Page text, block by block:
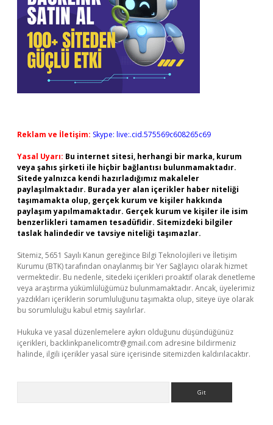
Reklam ve İletişim: Skype: live:.cid.575569c608265c69
Yasal Uyarı: Bu internet sitesi, herhangi bir marka, kurum
veya şahıs şirketi ile hiçbir bağlantısı bulunmamaktadır.
Sitede yalnızca kendi hazırladığımız makaleler
paylaşılmaktadır. Burada yer alan içerikler haber niteliği
taşımamakta olup, gerçek kurum ve kişiler hakkında
paylaşım yapılmamaktadır. Gerçek kurum ve kişiler ile isim
benzerlikleri tamamen tesadüfidir. Sitemizdeki bilgiler
taslak halindedir ve tavsiye niteliği taşımazlar.
Sitemiz, 5651 Sayılı Kanun gereğince Bilgi Teknolojileri ve İletişim
Kurumu (BTK) tarafından onaylanmış bir Yer Sağlayıcı olarak hizmet
vermektedir. Bu nedenle, sitedeki içerikleri proaktif olarak denetleme
veya araştırma yükümlülüğümüz bulunmamaktadır. Ancak, üyelerimiz
yazdıkları içeriklerin sorumluluğunu taşımakta olup, siteye üye olarak
bu sorumluluğu kabul etmiş sayılırlar.
Hukuka ve yasal düzenlemelere aykırı olduğunu düşündüğünüz
içerikleri, backlinkpanelicomtr@gmail.com adresine bildirmeniz
halinde, ilgili içerikler yasal süre içerisinde sitemizden kaldırılacaktır.